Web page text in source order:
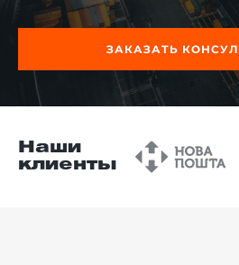
ЗАКАЗАТЬ
Наши
клиенты